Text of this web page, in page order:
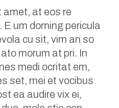
amet, at eos re
E um doming pericula
cu sit, vim an so
morum at pri. In
medi ocritat em,
set, mei et vocibus
ea audire vix ei,